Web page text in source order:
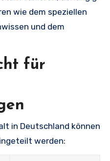
wie dem speziellen
und dem
für
in Deutschland können
werden: